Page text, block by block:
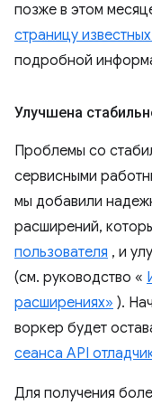
позже в этом
страницу
подробной
Улучшена
Проблемы со
сервисными
мы добавили
расширений,
пользователя , и
(см. руководство «
расширениях» ).
воркер будет
сеанса API
Для получения